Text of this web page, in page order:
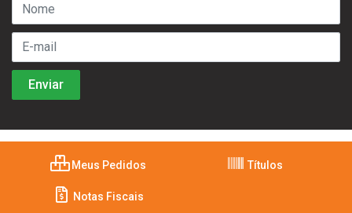
Meus Pedidos Títulos
Notas Fiscais